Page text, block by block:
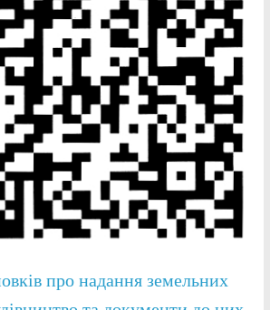
про надання земельних